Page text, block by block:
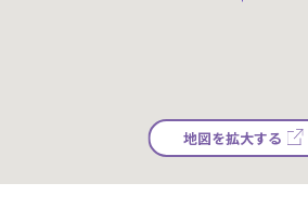
地図を拡大する